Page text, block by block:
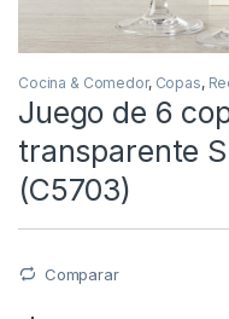
Cocina & Comedor, Copas,
Juego de 6
transparente
(C5703)
Comparar